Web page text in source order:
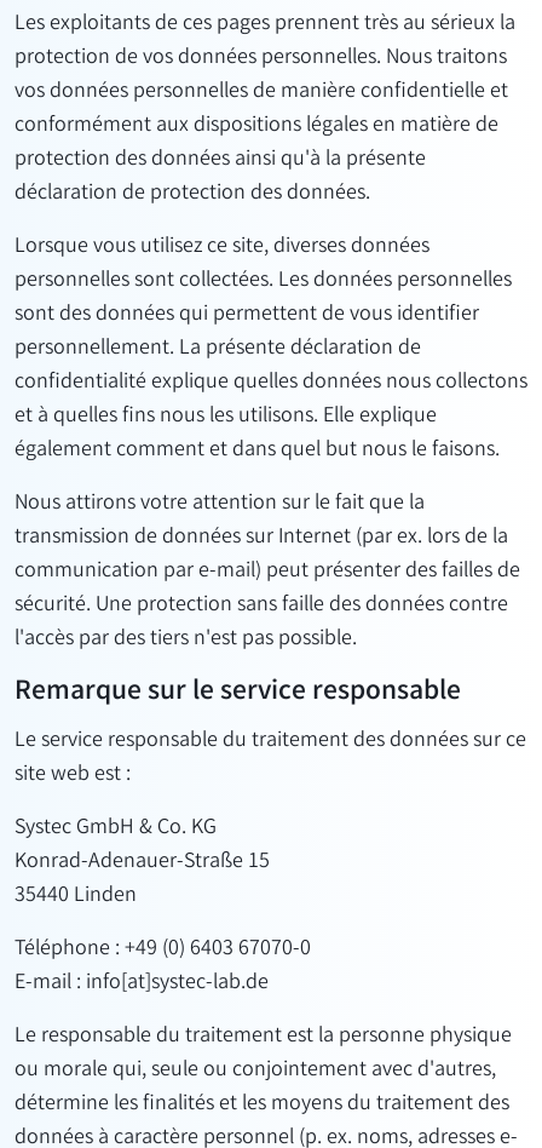
Les exploitants de ces pages prennent très au sérieux la
protection de vos données personnelles. Nous traitons
vos données personnelles de manière confidentielle et
conformément aux dispositions légales en matière de
protection des données ainsi qu'à la présente
déclaration de protection des données.
Lorsque vous utilisez ce site, diverses données
personnelles sont collectées. Les données personnelles
sont des données qui permettent de vous identifier
personnellement. La présente déclaration de
confidentialité explique quelles données nous collectons
et à quelles fins nous les utilisons. Elle explique
également comment et dans quel but nous le faisons.
Nous attirons votre attention sur le fait que la
transmission de données sur Internet (par ex. lors de la
communication par e-mail) peut présenter des failles de
sécurité. Une protection sans faille des données contre
l'accès par des tiers n'est pas possible.
Remarque sur le service responsable
Le service responsable du traitement des données sur ce
site web est :
Systec GmbH & Co. KG
Konrad-Adenauer-Straße 15
35440 Linden
Téléphone : +49 (0) 6403 67070-0
E-mail : info[at]systec-lab.de
Le responsable du traitement est la personne physique
ou morale qui, seule ou conjointement avec d'autres,
détermine les finalités et les moyens du traitement des
données à caractère personnel (p. ex. noms, adresses e-